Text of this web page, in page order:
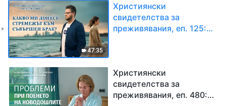
47:35
Християнски
свидетелства за
преживявания, еп. 125:
Християнски
свидетелства за
преживявания, еп. 480: